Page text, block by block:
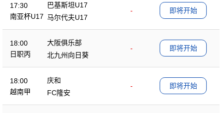
17:30
南亚杯U17
巴基斯坦U17
-
马尔代夫U17
即将开始
18:00
日职丙
大阪俱乐部
-
北九州向日葵
即将开始
18:00
越南甲
庆和
-
FC隆安
即将开始